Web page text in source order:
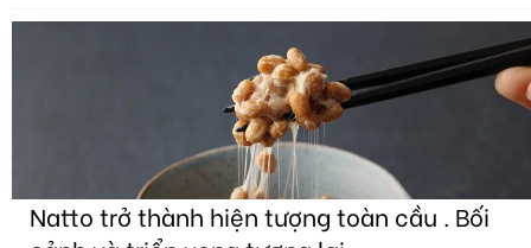
Natto trở thành hiện tượng toàn cầu . Bối